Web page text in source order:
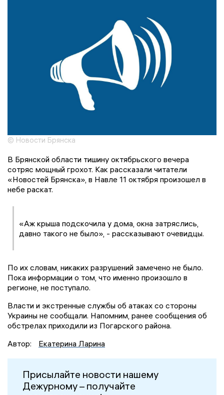
© Новости Брянска
В Брянской области тишину октябрьского вечера
сотряс мощный грохот. Как рассказали читатели
«Новостей Брянска», в Навле 11 октября произошел в
небе раскат.
«Аж крыша подскочила у дома, окна затряслись,
давно такого не было», - рассказывают очевидцы.
По их словам, никаких разрушений замечено не было.
Пока информации о том, что именно произошло в
регионе, не поступало.
Власти и экстренные службы об атаках со стороны
Украины не сообщали. Напомним, ранее сообщения об
обстрелах приходили из Погарского района.
Автор:
Екатерина Ларина
Присылайте новости нашему
Дежурному – получайте